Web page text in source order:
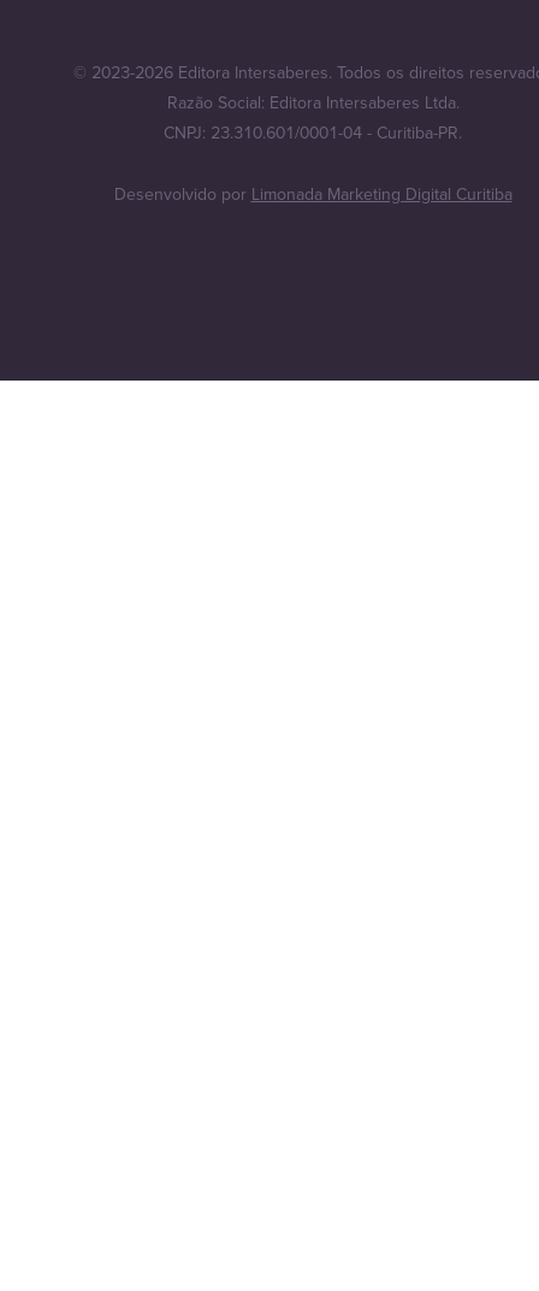
© 2023-2026 Editora Intersaberes. Todos os direitos
Razão Social: Editora Intersaberes Ltda.
CNPJ: 23.310.601/0001-04 - Curitiba-PR.
Desenvolvido porLimonada Marketing Digital Curitiba